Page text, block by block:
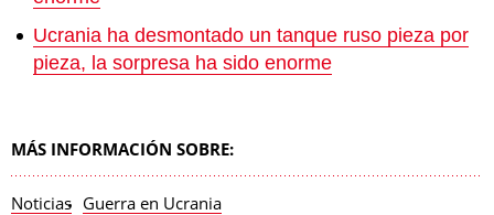
Ucrania ha desmontado un tanque ruso pieza por
pieza, la sorpresa ha sido enorme
MÁS INFORMACIÓN SOBRE:
Noticias Guerra en Ucrania